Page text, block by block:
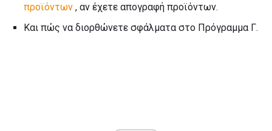
προϊόντων , αν έχετε απογραφή προϊόντων.
Και πώς να διορθώνετε σφάλματα στο Πρόγραμμα Γ.